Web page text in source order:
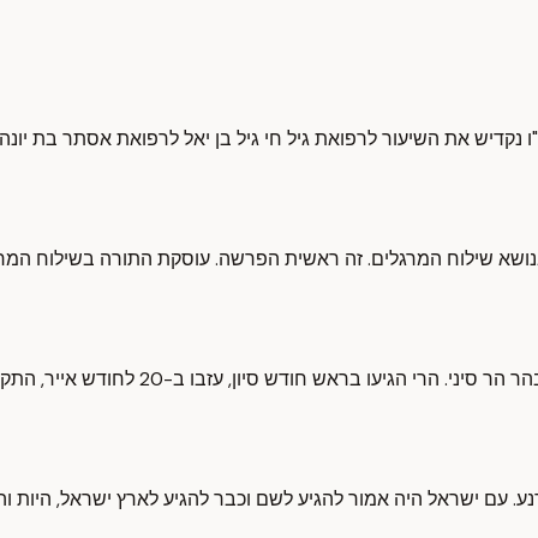
השיעור לרפואת גיל חי גיל בן יאל לרפואת אסתר בת יונה
המרגלים. זה ראשית הפרשה. עוסקת התורה בשילוח
במדבר עוד 39 שנים נוספות מעבר למה
הר שעיר עד קדש ברנע. עם ישראל היה אמור להגיע לשם וכבר להגיע לארץ